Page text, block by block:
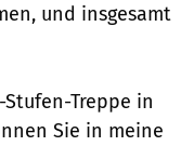
und insgesamt
Treppe in
Sie in meine